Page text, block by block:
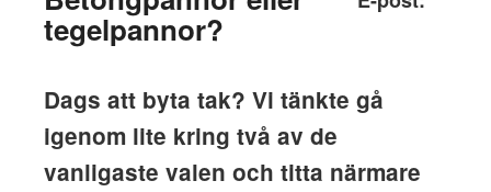
tegelpannor?
Dags att byta tak? Vi tänkte gå
igenom lite kring två av de
vanligaste valen och titta närmare